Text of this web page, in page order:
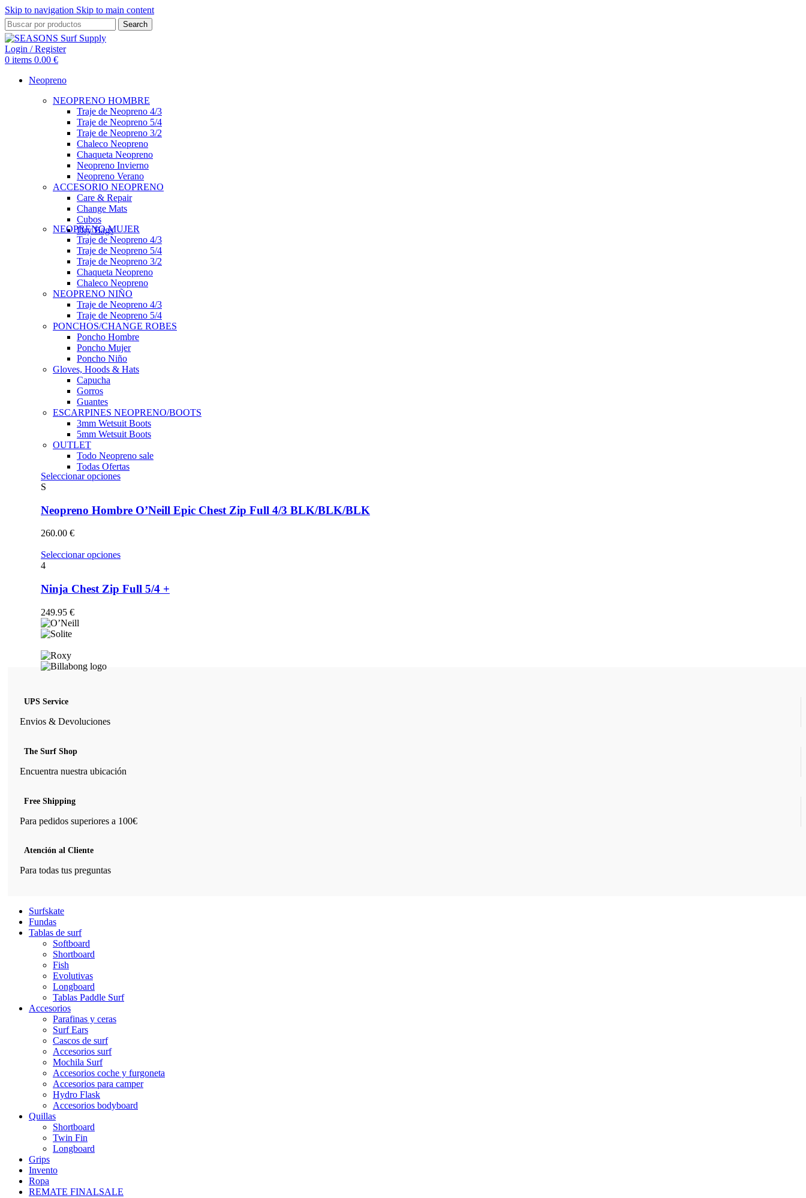
Skip to navigation Skip to main content
Search
Login / Register
0 items 0.00 €
Neopreno
NEOPRENO HOMBRE
Traje de Neopreno 4/3
Traje de Neopreno 5/4
Traje de Neopreno 3/2
Chaleco Neopreno
Chaqueta Neopreno
Neopreno Invierno
Neopreno Verano
ACCESORIO NEOPRENO
Care & Repair
Change Mats
Cubos
Dry Bags
NEOPRENO MUJER
Traje de Neopreno 4/3
Traje de Neopreno 5/4
Traje de Neopreno 3/2
Chaqueta Neopreno
Chaleco Neopreno
NEOPRENO NIÑO
Traje de Neopreno 4/3
Traje de Neopreno 5/4
PONCHOS/CHANGE ROBES
Poncho Hombre
Poncho Mujer
Poncho Niño
Gloves, Hoods & Hats
Capucha
Gorros
Guantes
ESCARPINES NEOPRENO/BOOTS
3mm Wetsuit Boots
5mm Wetsuit Boots
OUTLET
Todo Neopreno sale
Todas Ofertas
Seleccionar opcionesEste
múltiples
variantes.
se
pueden
en
la
S
Neopreno Hombre O’Neill Epic Chest Zip Full 4/3 BLK/BLK/BLK
260.00 €
Seleccionar opcionesEste
múltiples
variantes.
4
Ninja Chest Zip Full 5/4 +
249.95 €
UPS Service
Envios & Devoluciones
The Surf Shop
Encuentra nuestra ubicación
Free Shipping
Para pedidos superiores a 100€
Atención al Cliente
Para todas tus preguntas
Surfskate
Fundas
Tablas de surf
Softboard
Shortboard
Fish
Evolutivas
Longboard
Tablas Paddle Surf
Accesorios
Parafinas y ceras
Surf Ears
Cascos de surf
Accesorios surf
Mochila Surf
Accesorios coche y furgoneta
Accesorios para camper
Hydro Flask
Accesorios bodyboard
Quillas
Shortboard
Twin Fin
Longboard
Grips
Invento
Ropa
REMATE FINALSALE